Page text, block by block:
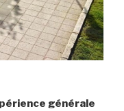
générale